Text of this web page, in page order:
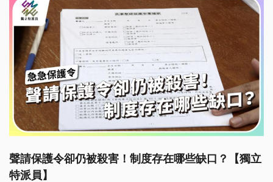
聲請保護令卻仍被殺害！制度存在哪些缺口？【獨立
特派員】